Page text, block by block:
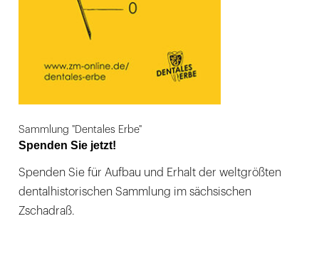
Sammlung "Dentales Erbe"
Spenden Sie jetzt!
Spenden Sie für Aufbau und Erhalt der weltgrößten
dentalhistorischen Sammlung im sächsischen
Zschadraß.